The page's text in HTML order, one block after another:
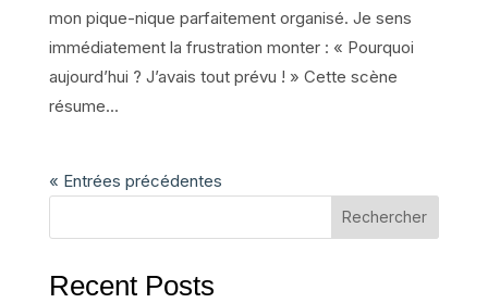
mon pique-nique parfaitement organisé. Je sens
immédiatement la frustration monter : « Pourquoi
aujourd’hui ? J’avais tout prévu ! » Cette scène
résume...
« Entrées précédentes
Rechercher
Recent Posts